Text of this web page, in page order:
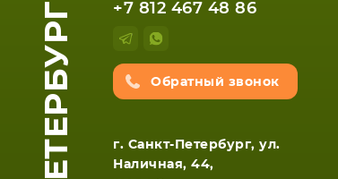
СМАРТФОНА
+7 812 467 48 86
Обратный звонок
г. Санкт-Петербург, ул.
Наличная, 44,